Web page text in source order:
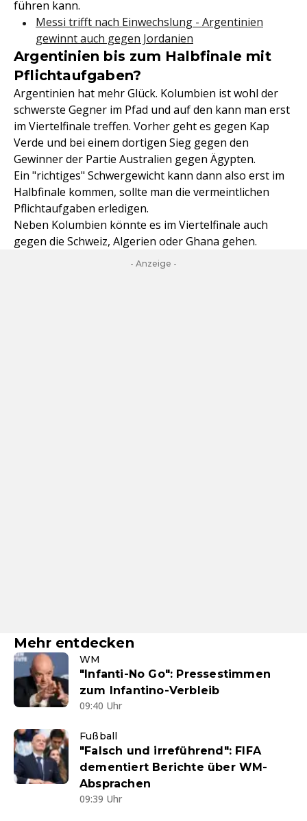
führen kann.
Messi trifft nach Einwechslung - Argentinien
gewinnt auch gegen Jordanien
Argentinien bis zum Halbfinale mit
Pflichtaufgaben?
Argentinien hat mehr Glück. Kolumbien ist wohl der
schwerste Gegner im Pfad und auf den kann man erst
im Viertelfinale treffen. Vorher geht es gegen Kap
Verde und bei einem dortigen Sieg gegen den
Gewinner der Partie Australien gegen Ägypten.
Ein "richtiges" Schwergewicht kann dann also erst im
Halbfinale kommen, sollte man die vermeintlichen
Pflichtaufgaben erledigen.
Neben Kolumbien könnte es im Viertelfinale auch
gegen die Schweiz, Algerien oder Ghana gehen.
- Anzeige -
Mehr entdecken
WM
"Infanti-No Go": Pressestimmen
zum Infantino-Verbleib
09:40 Uhr
Fußball
"Falsch und irreführend": FIFA
dementiert Berichte über WM-
Absprachen
09:39 Uhr